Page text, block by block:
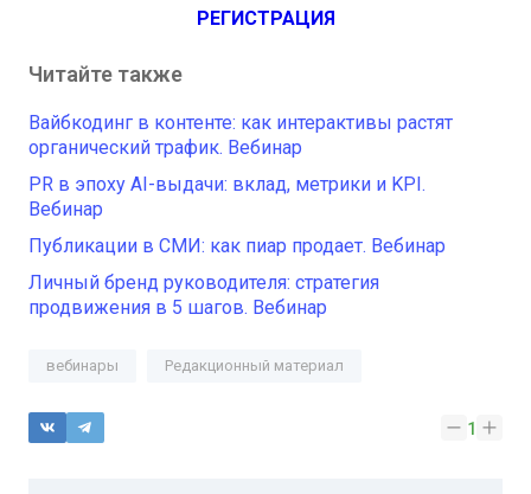
РЕГИСТРАЦИЯ
Читайте также
Вайбкодинг в контенте: как интерактивы растят
органический трафик. Вебинар
PR в эпоху AI-выдачи: вклад, метрики и KPI.
Вебинар
Публикации в СМИ: как пиар продает. Вебинар
Личный бренд руководителя: стратегия
продвижения в 5 шагов. Вебинар
вебинары Редакционный материал
1